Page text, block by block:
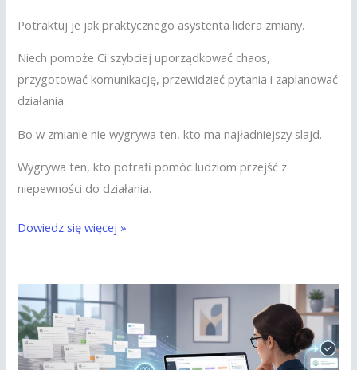
Potraktuj je jak praktycznego asystenta lidera zmiany.
Niech pomoże Ci szybciej uporządkować chaos,
przygotować komunikację, przewidzieć pytania i zaplanować
działania.
Bo w zmianie nie wygrywa ten, kto ma najładniejszy slajd.
Wygrywa ten, kto potrafi pomóc ludziom przejść z
niepewności do działania.
Dowiedz się więcej »
Analiza
potrzeb
szkoleniowych
to